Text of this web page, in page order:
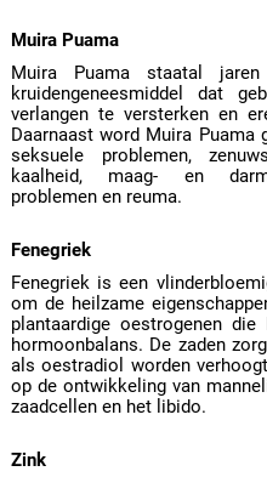
Muira Puama
Muira Puama staatal
kruidengeneesmiddel dat
verlangen te versterken en
Daarnaast word Muira Puama
seksuele problemen,
kaalheid, maag- en
problemen en reuma.
Fenegriek
Fenegriek is een
om de heilzame
plantaardige oestrogenen
hormoonbalans. De zaden
als oestradiol worden
op de ontwikkeling van
zaadcellen en het libido.
Zink